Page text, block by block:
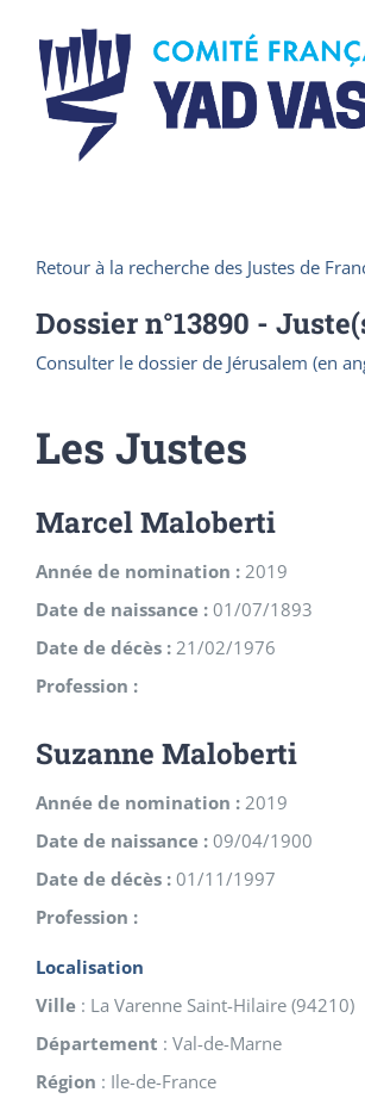
content
Retour à la recherche des Justes de
Dossier n°13890 -
Consulter le dossier de Jérusalem (en
Les Justes
Marcel Maloberti
Année de nomination : 2019
Date de naissance : 01/07/1893
Date de décès : 21/02/1976
Profession :
Suzanne Maloberti
Année de nomination : 2019
Date de naissance : 09/04/1900
Date de décès : 01/11/1997
Profession :
Localisation
Ville : La Varenne Saint-Hilaire (94210)
Département : Val-de-Marne
Région : Ile-de-France